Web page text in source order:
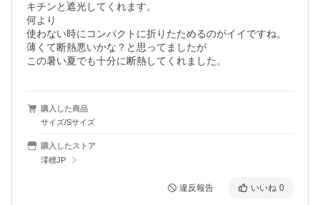
キチンと遮光してくれます。
何より
使わない時にコンパクトに折りたためるのがイイですね。
薄くて断熱悪いかな？と思ってましたが
この暑い夏でも十分に断熱してくれました。
購入した商品
サイズ/Sサイズ
購入したストア
澪標JP
違反報告 いいね 0